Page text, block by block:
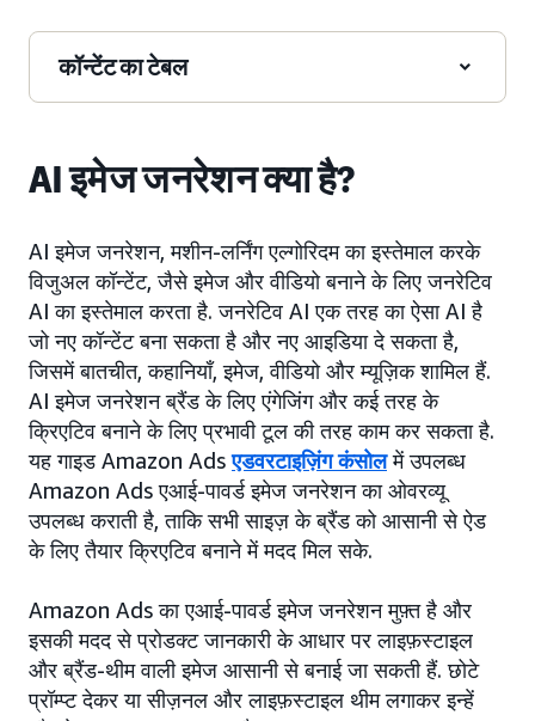
कॉन्टेंट का टेबल
AI इमेज जनरेशन क्या है?
AI इमेज जनरेशन, मशीन-लर्निंग एल्गोरिदम का इस्तेमाल करके
विजुअल कॉन्टेंट, जैसे इमेज और वीडियो बनाने के लिए जनरेटिव
AI का इस्तेमाल करता है. जनरेटिव AI एक तरह का ऐसा AI है
जो नए कॉन्टेंट बना सकता है और नए आइडिया दे सकता है,
जिसमें बातचीत, कहानियाँ, इमेज, वीडियो और म्यूज़िक शामिल हैं.
AI इमेज जनरेशन ब्रैंड के लिए एंगेजिंग और कई तरह के
क्रिएटिव बनाने के लिए प्रभावी टूल की तरह काम कर सकता है.
यह गाइड Amazon Adsएडवरटाइज़िंग कंसोलमें उपलब्ध
Amazon Ads एआई-पावर्ड इमेज जनरेशन का ओवरव्यू
उपलब्ध कराती है, ताकि सभी साइज़ के ब्रैंड को आसानी से ऐड
के लिए तैयार क्रिएटिव बनाने में मदद मिल सके.
Amazon Ads का एआई-पावर्ड इमेज जनरेशन मुफ़्त है और
इसकी मदद से प्रोडक्ट जानकारी के आधार पर लाइफ़स्टाइल
और ब्रैंड-थीम वाली इमेज आसानी से बनाई जा सकती हैं. छोटे
प्रॉम्प्ट देकर या सीज़नल और लाइफ़स्टाइल थीम लगाकर इन्हें